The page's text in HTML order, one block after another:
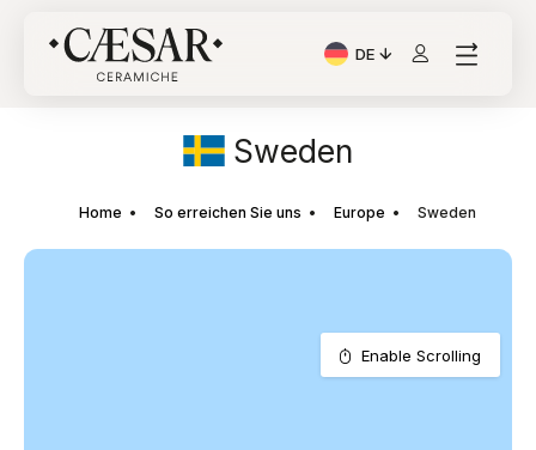
DE
Aktuelle Sprache:
Sweden
Home So erreichen Sie uns Europe Sweden
Enable Scrolling